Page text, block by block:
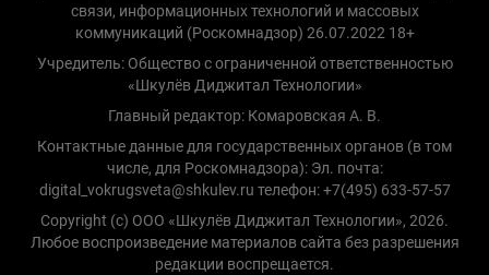
связи, информационных технологий и массовых
коммуникаций (Роскомнадзор) 26.07.2022 18+
Учредитель: Общество с ограниченной ответственностью
«Шкулёв Диджитал Технологии»
Главный редактор: Комаровская А. В.
Контактные данные для государственных органов (в том
числе, для Роскомнадзора): Эл. почта:
digital_vokrugsveta@shkulev.ru телефон: +7(495) 633-57-57
Copyright (с) ООО «Шкулёв Диджитал Технологии», 2026.
Любое воспроизведение материалов сайта без разрешения
редакции воспрещается.